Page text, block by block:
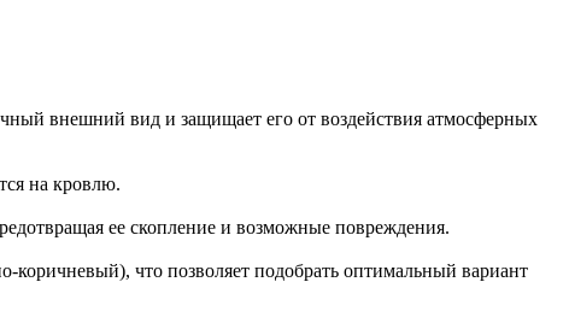
внешний вид и защищает его от воздействия атмосферных
на кровлю.
ее скопление и возможные повреждения.
что позволяет подобрать оптимальный вариант